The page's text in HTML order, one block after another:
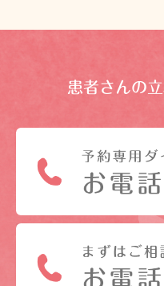
患者さんの